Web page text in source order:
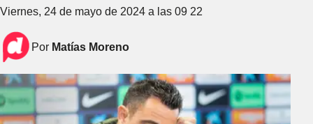
Viernes, 24 de mayo de 2024 a las 09 22
Por Matías Moreno